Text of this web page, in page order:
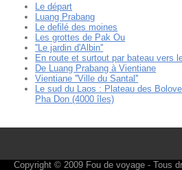
Le départ
Luang Prabang
Le defilé des moines
Les grottes de Pak Ou
''Le jardin d'Albin''
En route et surtout par bateau vers
De Luang Prabang à Vientiane
Vientiane ''Ville du Santal''
Le sud du Laos : Plateau des
Pha Don (4000 îles)
Copyright © 2009 Fou de voyage- Tous